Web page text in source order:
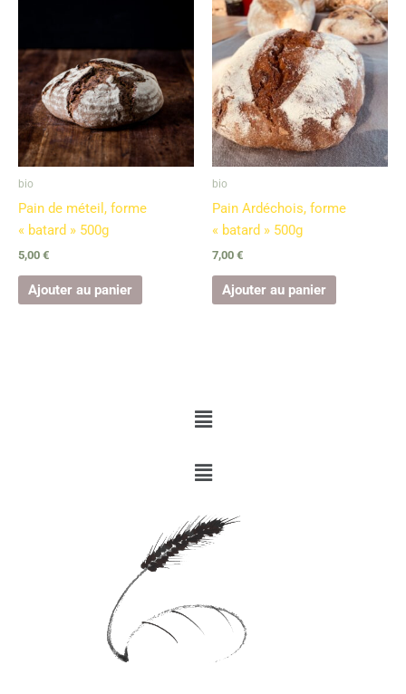
bio
Pain de méteil, forme
« batard » 500g
5,00 €
Ajouter au panier
bio
Pain Ardéchois, forme
« batard » 500g
7,00 €
Ajouter au panier
Menu
Menu